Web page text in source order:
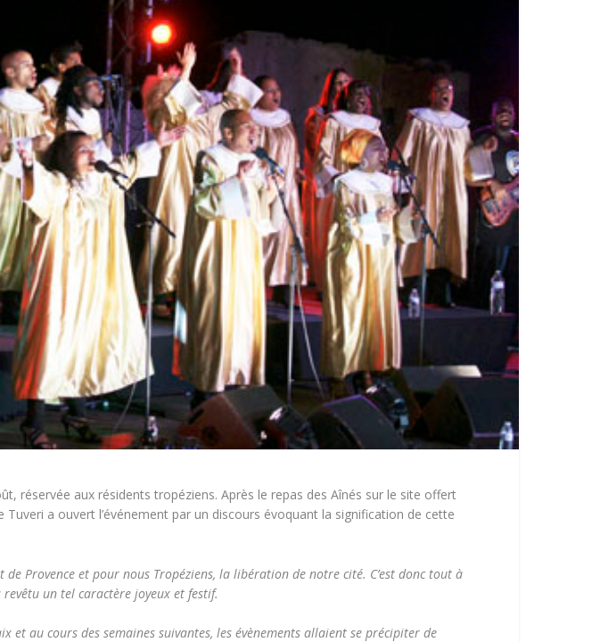
réservée aux résidents tropéziens. Après le repas des Aînés sur le site offert
a ouvert l’événement par un discours évoquant la signification de cette
Provence et pour nous Tropéziens, la libération de notre cité. C’est donc tout à
un tel caractère joyeux et festif.
et au cours des semaines suivantes, les évènements allaient se précipiter de